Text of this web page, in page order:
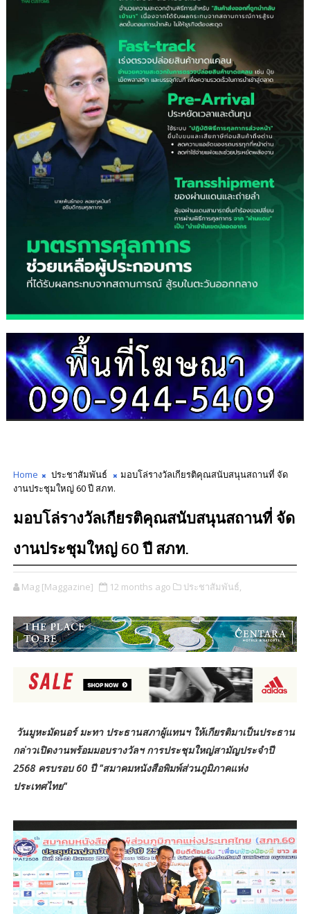
Home ประชาสัมพันธ์
มอบ​โล่รางวัลเกียรติคุณสนับสนุนสถานที่ จัด
งานประชุมใหญ่ 60 ปี สภท.
มอบ​โล่รางวัลเกียรติคุณสนับสนุนสถานที่ จัด
งานประชุมใหญ่ 60 ปี สภท.
Mag [Maggazine] 12 months ago ประชาสัมพันธ์,
วันมูหะมัดนอร์​ มะทา​ ประธานสภาผู้แทนฯ ให้เกียรติมาเป็นประธาน
กล่าวเปิดงานพร้อมมอบรางวัลฯ​ การประชุมใหญ่สามัญประจำปี
2568 ครบรอบ 60 ปี "สมาคมหนังสือพิมพ์ส่วนภูมิภาคแห่ง
ประเทศไทย"